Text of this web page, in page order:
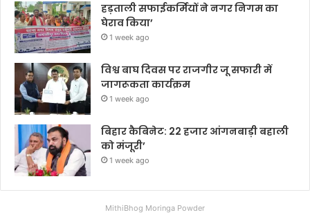
हड़ताली सफाईकर्मियों ने नगर निगम का
घेराव किया’
1 week ago
विश्व बाघ दिवस पर राजगीर जू सफारी में
जागरूकता कार्यक्रम
1 week ago
बिहार कैबिनेट: 22 हजार आंगनबाड़ी बहाली
को मंजूरी’
1 week ago
MithiBhog Moringa Powder